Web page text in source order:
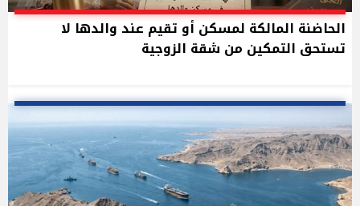
الحاضنة المالكة لمسكن أو تقيم عند والدها لا
تستحق التمكين من شقة الزوجية